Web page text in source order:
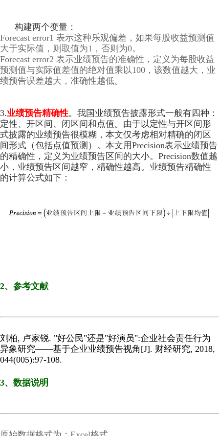
构建两个变量：
Forecast error1 表示这种乐观偏差，如果每股收益预测值
大于实际值，则取值为1，否则为0。
Forecast error2 表示业绩预告的准确性，定义为每股收益
预测值与实际值差值的绝对值乘以100，该数值越大，业
绩预告误差越大，准确性越低。
3.业绩预告精确性。我国业绩预告披露形式一般有四种：
定性、开区间、闭区间和点值。由于以定性与开区间形
式披露的业绩预告很模糊，本文仅考虑相对精确的闭区
间形式（包括点值预测）。本文用Precision表示业绩预告
的精确性，定义为业绩预告区间的大小。Precision数值越
小，业绩预告区间越窄，精确性越高。业绩预告精确性
的计算公式如下：
2、参考文献
刘柏, 卢家锐. "好公民"还是"好演员":企业社会责任行为
异象研究——基于企业业绩预告视角[J]. 财经研究, 2018,
044(005):97-108.
3、数据说明